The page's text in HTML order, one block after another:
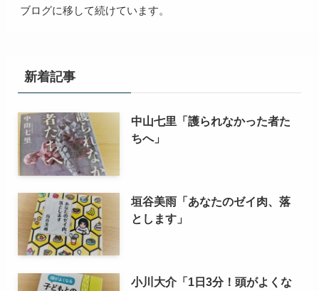
ブログに移して続けています。
新着記事
中山七里「護られなかった者た
ちへ」
垣谷美雨「あなたのゼイ肉、落
とします」
小川大介「1日3分！頭がよくな